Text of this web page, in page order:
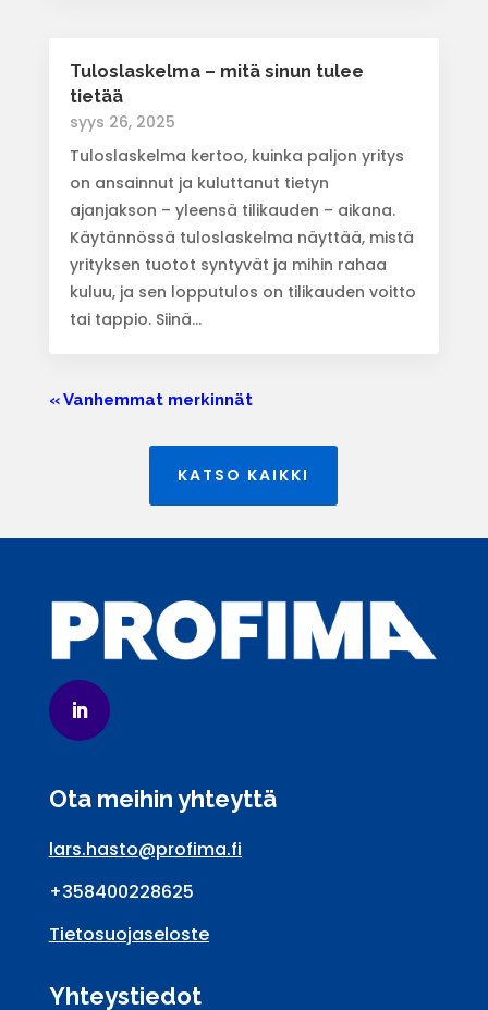
Tuloslaskelma – mitä sinun tulee
tietää
syys 26, 2025
Tuloslaskelma kertoo, kuinka paljon yritys
on ansainnut ja kuluttanut tietyn
ajanjakson – yleensä tilikauden – aikana.
Käytännössä tuloslaskelma näyttää, mistä
yrityksen tuotot syntyvät ja mihin rahaa
kuluu, ja sen lopputulos on tilikauden voitto
tai tappio. Siinä...
« Vanhemmat merkinnät
KATSO KAIKKI
Ota meihin yhteyttä
lars.hasto@profima.fi
+358400228625
Tietosuojaseloste
Yhteystiedot